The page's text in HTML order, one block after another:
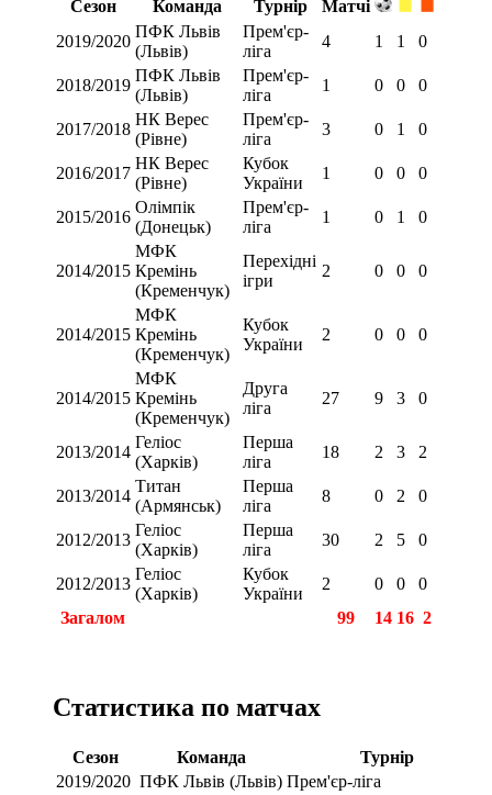
Сезон Команда Турнір
Матчі
2019/2020
ПФК Львів
(Львів)
Прем'єр-
ліга
4 1 1 0
2018/2019
ПФК Львів
(Львів)
Прем'єр-
ліга
1 0 0 0
2017/2018
НК Верес
(Рівне)
Прем'єр-
ліга
3 0 1 0
2016/2017
НК Верес
(Рівне)
Кубок
України
1 0 0 0
2015/2016
Олімпік
(Донецьк)
Прем'єр-
ліга
1 0 1 0
2014/2015
МФК
Кремінь
(Кременчук)
Перехідні
ігри
2 0 0 0
2014/2015
МФК
Кремінь
(Кременчук)
Кубок
України
2 0 0 0
2014/2015
МФК
Кремінь
(Кременчук)
Друга
ліга
27 9 3 0
2013/2014
Геліос
(Харків)
Перша
ліга
18 2 3 2
2013/2014
Титан
(Армянськ)
Перша
ліга
8 0 2 0
2012/2013
Геліос
(Харків)
Перша
ліга
30 2 5 0
2012/2013
Геліос
(Харків)
Кубок
України
2 0 0
0
Загалом
99 14 16 2
Статистика по матчах
Сезон Команда
Турнір
2019/2020 ПФК Львів (Львів) Прем'єр-ліга